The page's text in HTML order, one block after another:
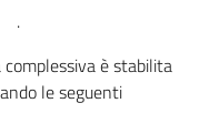
.
è stabilita
le seguenti